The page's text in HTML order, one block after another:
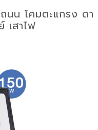
นน โคมตะแกรง ดา
เสาไฟ